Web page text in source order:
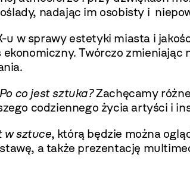
nadając im osobisty i
u w sprawy estetyki miasta i
Twórczo zmieniając
Po co jest sztuka?Zachęcamy
codziennego życia artyści i
w sztuce, którą będzie można
a także prezentację